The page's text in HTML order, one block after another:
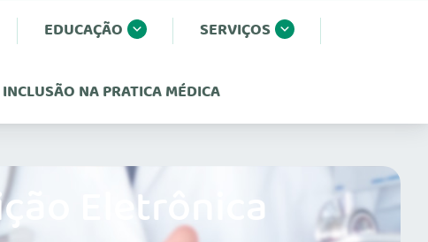
EDUCAÇÃO SERVIÇOS
NA PRATICA MÉDICA
Eletrônica